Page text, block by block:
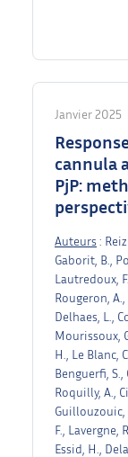
Janvier 2025
cannula
PjP:
Auteurs :
Gaborit, B.,
Lautredoux,
Rougeron,
Delhaes, L.,
Mourissoux,
H., Le Blanc,
Benguerfi, S.,
Roquilly, A.,
Guillouzouic,
F., Lavergne,
Essid, H.,